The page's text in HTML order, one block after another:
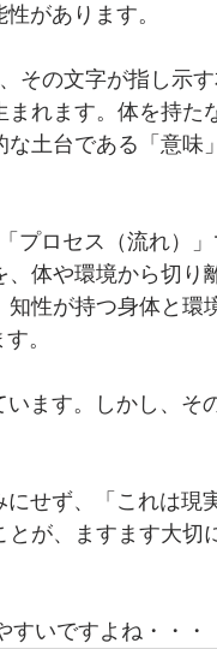
があります。
その文字が指し示
れます。体を持た
土台である「意味
プロセス（流れ）
、体や環境から切り
性が持つ身体と環
。
ます。しかし、そ
せず、「これは現
が、ますます大切
いですよね・・・